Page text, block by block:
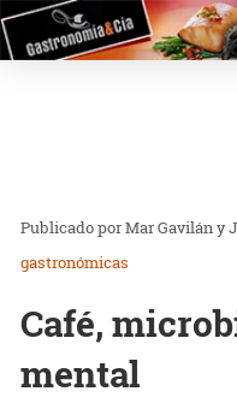
Mar Gavilán y
gastronómicas
Café,
mental